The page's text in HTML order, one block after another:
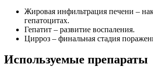
Жировая инфильтрация печени –
гепатоцитах.
Гепатит – развитие воспаления.
Цирроз – финальная стадия
Используемые препараты